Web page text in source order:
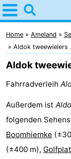
Home
Ameland
Tipps
kindern
Dorfer
Natur
Übernachten
Home Ameland
Aldok tweewielers
Aldok
Fahrradverleih
Außerdem ist
folgenden
Boomhiemke
(±400 m),